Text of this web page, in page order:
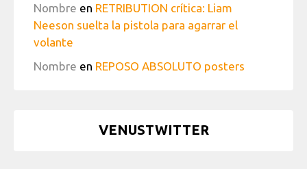
Nombre en RETRIBUTION crítica: Liam
Neeson suelta la pistola para agarrar el
volante
Nombre en REPOSO ABSOLUTO posters
VENUSTWITTER